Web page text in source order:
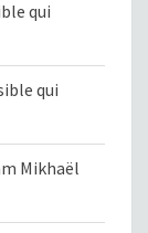
qui
qui
Mikhaël